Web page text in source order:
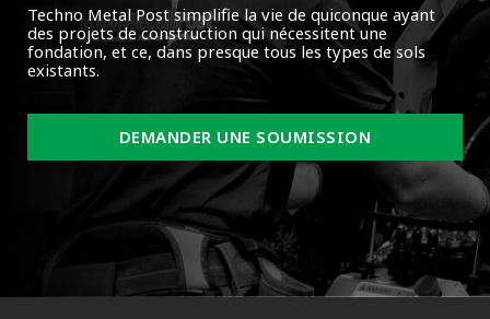
Techno Metal Post simplifie la vie de quiconque ayant
des projets de construction qui nécessitent une
fondation, et ce, dans presque tous les types de sols
existants.
DEMANDER UNE SOUMISSION